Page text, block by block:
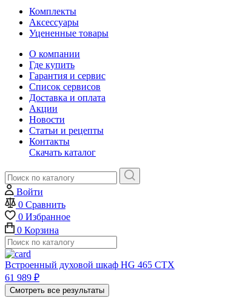
Комплекты
Аксессуары
Уцененные товары
О компании
Где купить
Гарантия и сервис
Список сервисов
Доставка и оплата
Акции
Новости
Статьи и рецепты
Контакты
Скачать каталог
Войти
0 Сравнить
0 Избранное
0 Корзина
Встроенный духовой шкаф HG 465 CTX
61 989 ₽
Смотреть все результаты